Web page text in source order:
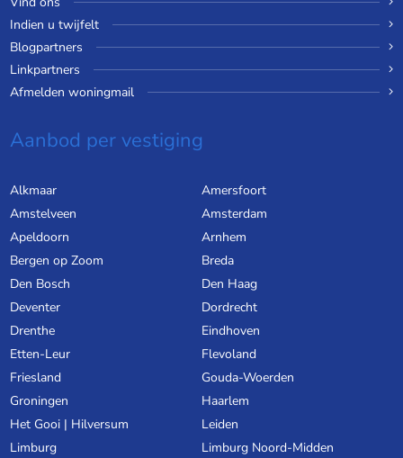
Indien u twijfelt
Blogpartners
Linkpartners
Afmelden woningmail
Aanbod per vestiging
Alkmaar
Amersfoort
Amstelveen
Amsterdam
Apeldoorn
Arnhem
Bergen op Zoom
Breda
Den Bosch
Den Haag
Deventer
Dordrecht
Drenthe
Eindhoven
Etten-Leur
Flevoland
Friesland
Gouda-Woerden
Groningen
Haarlem
Het Gooi | Hilversum
Leiden
Limburg
Limburg Noord-Midden